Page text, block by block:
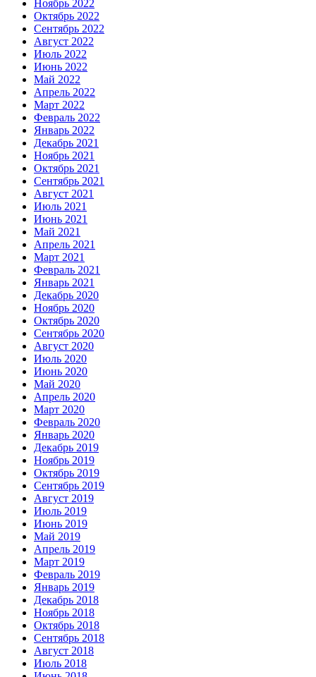
Ноябрь 2022
Октябрь 2022
Сентябрь 2022
Август 2022
Июль 2022
Июнь 2022
Май 2022
Апрель 2022
Март 2022
Февраль 2022
Январь 2022
Декабрь 2021
Ноябрь 2021
Октябрь 2021
Сентябрь 2021
Август 2021
Июль 2021
Июнь 2021
Май 2021
Апрель 2021
Март 2021
Февраль 2021
Январь 2021
Декабрь 2020
Ноябрь 2020
Октябрь 2020
Сентябрь 2020
Август 2020
Июль 2020
Июнь 2020
Май 2020
Апрель 2020
Март 2020
Февраль 2020
Январь 2020
Декабрь 2019
Ноябрь 2019
Октябрь 2019
Сентябрь 2019
Август 2019
Июль 2019
Июнь 2019
Май 2019
Апрель 2019
Март 2019
Февраль 2019
Январь 2019
Декабрь 2018
Ноябрь 2018
Октябрь 2018
Сентябрь 2018
Август 2018
Июль 2018